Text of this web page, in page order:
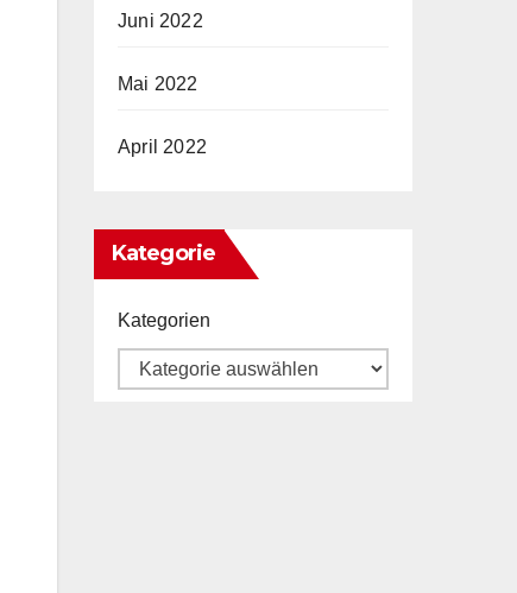
Juni 2022
Mai 2022
April 2022
Kategorie
Kategorien